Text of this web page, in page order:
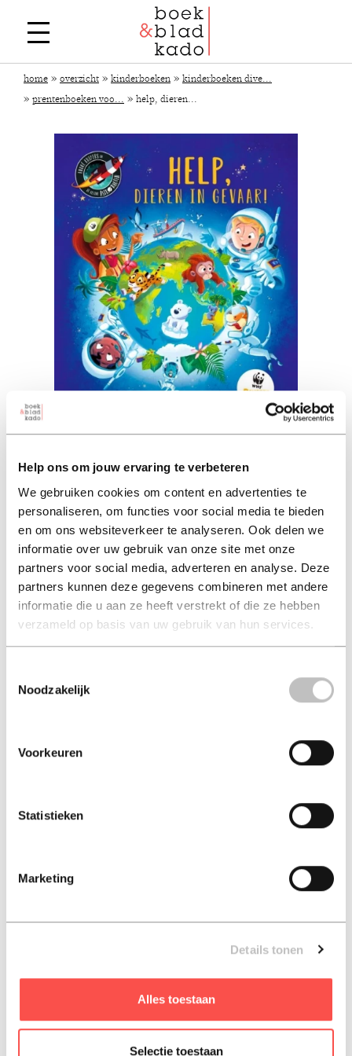
Help ons om jouw ervaring te verbeteren
We gebruiken cookies om content en advertenties te
personaliseren, om functies voor social media te bieden
en om ons websiteverkeer te analyseren. Ook delen we
informatie over uw gebruik van onze site met onze
partners voor social media, adverteren en analyse. Deze
partners kunnen deze gegevens combineren met andere
informatie die u aan ze heeft verstrekt of die ze hebben
verzameld op basis van uw gebruik van hun services.
Noodzakelijk
Voorkeuren
Statistieken
Marketing
Details tonen
Alles toestaan
Selectie toestaan
home » overzicht » kinderboeken » kinderboeken dive...
» prentenboeken voo... » help, dieren...
Help, dieren in gevaar!
andre kuipers (auteur) | paco vink (illustrator)
hard-cover 15,99
15,99 excl. 3,95 verzendkosten NL
in winkelmand
InHelp, dieren in gevaar!
combineert astronaut en auteur
André Kuipers zijn fascinatie voor de ruimte met zijn
aarde vanuit de ruimte: het kan! De kleine astronauten
helpen dieren in nood met de hulp van hun nieuwe
orang-oetan, een jaguar en een ijsbeer. Bekijk samen met
de kleine astronauten hoe mooi en bijzonder onze planeet
Het prentenboek is rijk geïllustreerd door Paco Vink en
bevat een herkenbare boodschap over duurzaamheid,
ontwikkeld in samenwerking met het WWF.